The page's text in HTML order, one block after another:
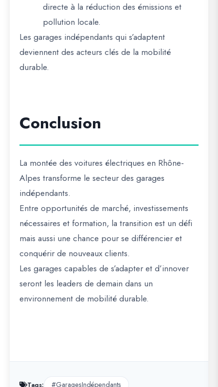
directe à la réduction des émissions et
pollution locale.
Les garages indépendants qui s’adaptent
deviennent des acteurs clés de la mobilité
durable.
Conclusion
La montée des voitures électriques en Rhône-
Alpes transforme le secteur des garages
indépendants.
Entre opportunités de marché, investissements
nécessaires et formation, la transition est un défi
mais aussi une chance pour se différencier et
conquérir de nouveaux clients.
Les garages capables de s’adapter et d’innover
seront les leaders de demain dans un
environnement de mobilité durable.
Tags:
#GaragesIndépendants